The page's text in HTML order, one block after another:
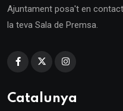
Ajuntament posa't en
la teva Sala de Premsa.
Catalunya